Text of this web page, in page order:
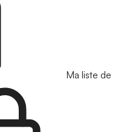
Ma liste de